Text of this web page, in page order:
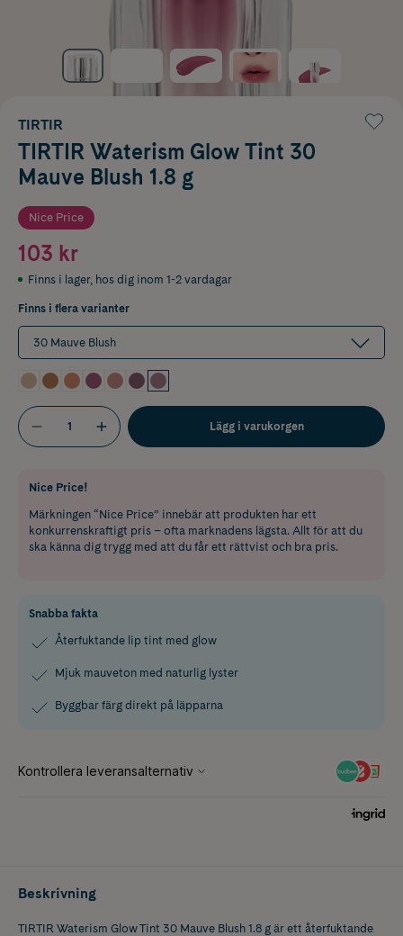
TIRTIR
TIRTIR Waterism Glow Tint 30
Mauve Blush 1.8 g
Nice Price
103 kr
Finns i lager, hos dig inom 1-2 vardagar
Finns i flera varianter
30 Mauve Blush
Lägg i varukorgen
Nice Price!
Märkningen “Nice Price” innebär att produkten har ett
konkurrenskraftigt pris – ofta marknadens lägsta. Allt för att du
ska känna dig trygg med att du får ett rättvist och bra pris.
Snabba fakta
Återfuktande lip tint med glow
Mjuk mauveton med naturlig lyster
Byggbar färg direkt på läpparna
Beskrivning
TIRTIR Waterism Glow Tint 30 Mauve Blush 1.8 g är ett återfuktande